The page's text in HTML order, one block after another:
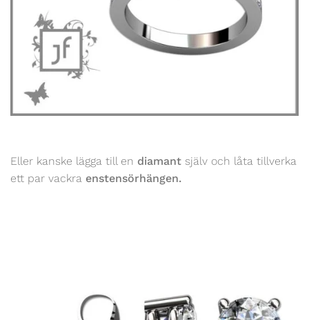
Eller kanske lägga till en diamant själv och låta tillverka
ett par vackra enstensörhängen.